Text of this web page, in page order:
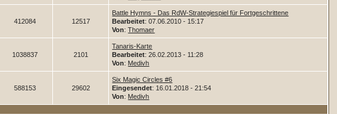
412084 12517
Battle Hymns - Das RdW-Strategiespiel für Fortgeschrittene
Bearbeitet: 07.06.2010 - 15:17
Von:Thomaer
1038837 2101
Tanaris-Karte
Bearbeitet: 26.02.2013 - 11:28
Von: Medivh
588153 29602
Six Magic Circles #6
Eingesendet: 16.01.2018 - 21:54
Von: Medivh